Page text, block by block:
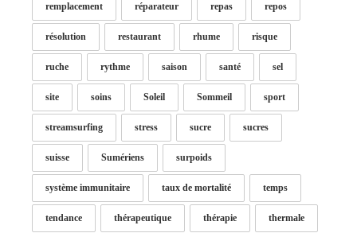
remplacement réparateur repas repos
résolution restaurant rhume risque
ruche rythme saison santé sel
site soins Soleil Sommeil sport
streamsurfing stress sucre sucres
suisse Sumériens surpoids
système immunitaire taux de mortalité temps
tendance thérapeutique thérapie thermale